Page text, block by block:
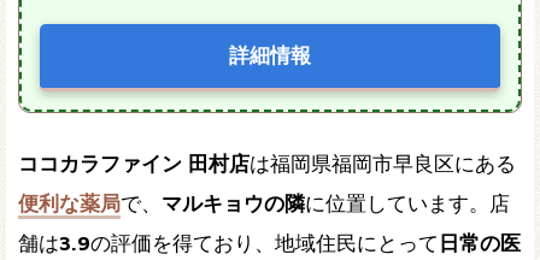
詳細情報
ココカラファイン 田村店は福岡県福岡市早良区にある
便利な薬局で、 マルキョウの隣に位置しています。店
舗は3.9の評価を得ており、地域住民にとって 日常の医